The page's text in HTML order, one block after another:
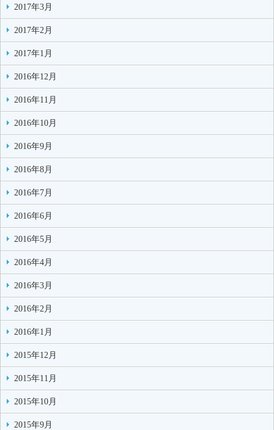
2017年3月
2017年2月
2017年1月
2016年12月
2016年11月
2016年10月
2016年9月
2016年8月
2016年7月
2016年6月
2016年5月
2016年4月
2016年3月
2016年2月
2016年1月
2015年12月
2015年11月
2015年10月
2015年9月